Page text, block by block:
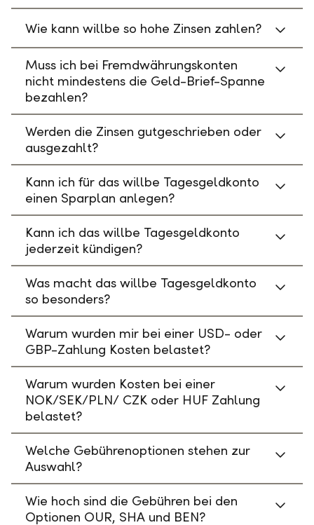
Wie kann willbe so hohe Zinsen zahlen?
Muss ich bei Fremdwährungskonten
nicht mindestens die Geld-Brief-Spanne
bezahlen?
Werden die Zinsen gutgeschrieben oder
ausgezahlt?
Kann ich für das willbe Tagesgeldkonto
einen Sparplan anlegen?
Kann ich das willbe Tagesgeldkonto
jederzeit kündigen?
Was macht das willbe Tagesgeldkonto
so besonders?
Warum wurden mir bei einer USD- oder
GBP-Zahlung Kosten belastet?
Warum wurden Kosten bei einer
NOK/SEK/PLN/ CZK oder HUF Zahlung
belastet?
Welche Gebührenoptionen stehen zur
Auswahl?
Wie hoch sind die Gebühren bei den
Optionen OUR, SHA und BEN?